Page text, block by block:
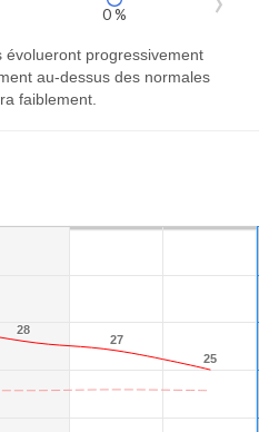
0 %
progressivement
au-dessus des normales
faiblement.
28
28
27
27
25
25